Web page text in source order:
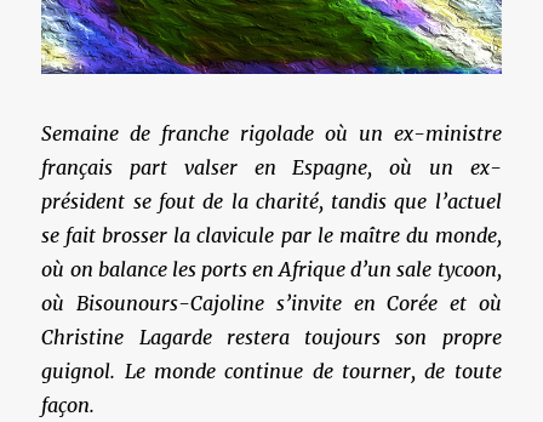
Semaine de franche rigolade où un ex-ministre
français part valser en Espagne, où un ex-
président se fout de la charité, tandis que l’actuel
se fait brosser la clavicule par le maître du monde,
où on balance les ports en Afrique d’un sale tycoon,
où Bisounours-Cajoline s’invite en Corée et où
Christine Lagarde restera toujours son propre
guignol. Le monde continue de tourner, de toute
façon.